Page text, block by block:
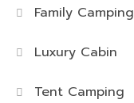
Family Camping
Luxury Cabin
Tent Camping